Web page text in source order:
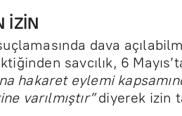
İZİN
dava
savcılık, 6
hakaret eylemi
varılmıştır”diyerek izin